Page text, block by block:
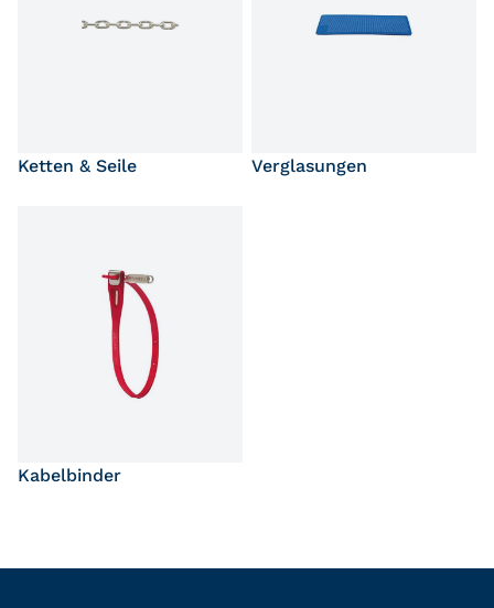
Ketten & Seile Verglasungen
Kabelbinder